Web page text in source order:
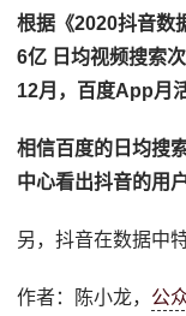
根据《2020抖音数
6亿 日均视频搜索
12月，百度App月
相信百度的日均搜
中心看出抖音的用
另，抖音在数据中
作者：陈小龙， 公